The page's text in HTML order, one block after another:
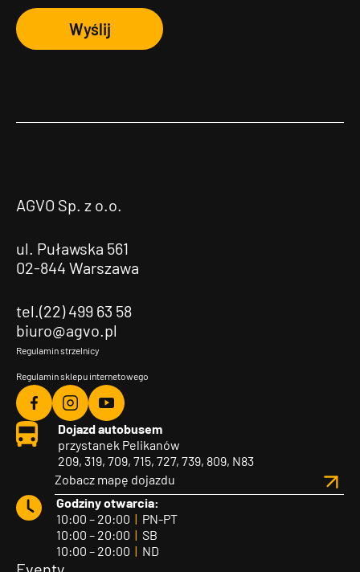
Wyślij
AGVO Sp. z o.o.
ul. Puławska 561
02-844 Warszawa
tel.(22) 499 63 58
biuro@agvo.pl
Regulamin strzelnicy
Regulamin sklepu internetowego
Agvo
Facebook
Agvo
Instagram
Agvo
YouTube
Dojazd autobusem
przystanek Pelikanów
209, 319, 709, 715, 727, 739, 809, N83
Zobacz mapę dojazdu
Godziny otwarcia:
10:00 – 20:00 | PN-PT
10:00 – 20:00 | SB
10:00 – 20:00 | ND